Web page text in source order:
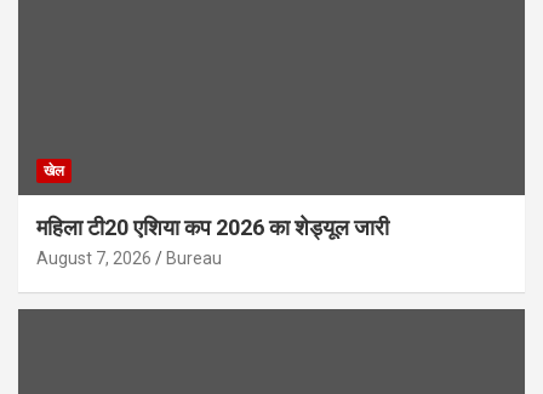
खेल
महिला टी20 एशिया कप 2026 का शेड्यूल जारी
August 7, 2026 Bureau